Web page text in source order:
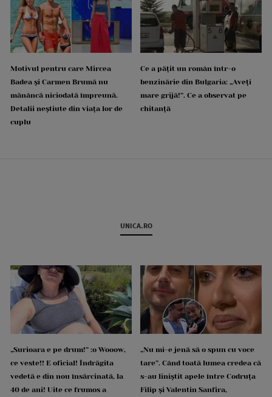
Motivul pentru care Mircea
Badea și Carmen Brumă nu
mănâncă niciodată împreună.
Detalii neștiute din viața lor de
cuplu
Ce a pățit un român într-o
benzinărie din Bulgaria: „Aveți
mare grijă!”. Ce a observat pe
chitanță
UNICA.RO
„Surioara e pe drum!” :o Wooow,
ce veste!! E oficial! Îndrăgita
vedetă e din nou însărcinată, la
40 de ani! Uite ce frumos a
„Nu mi-e jenă să o spun cu voce
tare”. Când toată lumea credea că
s-au liniștit apele între Codruța
Filip și Valentin Sanfira,